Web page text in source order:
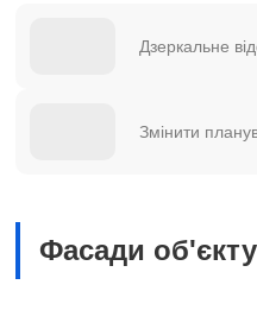
Дзеркальне
Змінити
Фасади об'єкту